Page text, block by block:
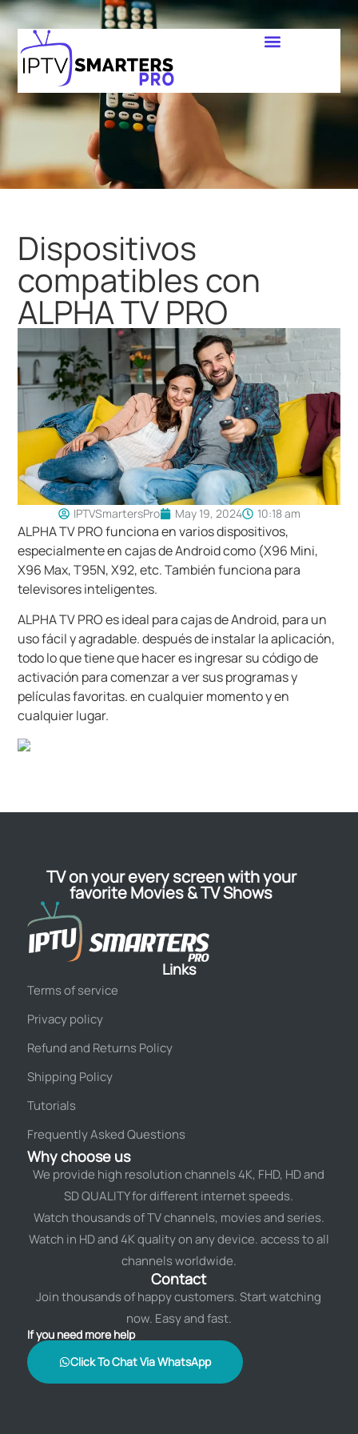
Dispositivos
compatibles con
ALPHA TV PRO
IPTVSmartersPro May 19, 2024 10:18 am
ALPHA TV PRO funciona en varios dispositivos,
especialmente en cajas de Android como (X96 Mini,
X96 Max, T95N, X92, etc. También funciona para
televisores inteligentes.
ALPHA TV PRO es ideal para cajas de Android, para un
uso fácil y agradable. después de instalar la aplicación,
todo lo que tiene que hacer es ingresar su código de
activación para comenzar a ver sus programas y
películas favoritas. en cualquier momento y en
cualquier lugar.
TV on your every screen with your
favorite Movies & TV Shows
Links
Terms of service
Privacy policy
Refund and Returns Policy
Shipping Policy
Tutorials
Frequently Asked Questions
Why choose us
We provide high resolution channels 4K, FHD, HD and
SD QUALITY for different internet speeds.
Watch thousands of TV channels, movies and series.
Watch in HD and 4K quality on any device. access to all
channels worldwide.
Contact
Join thousands of happy customers. Start watching
now. Easy and fast.
If you need more help
Click To Chat Via WhatsApp